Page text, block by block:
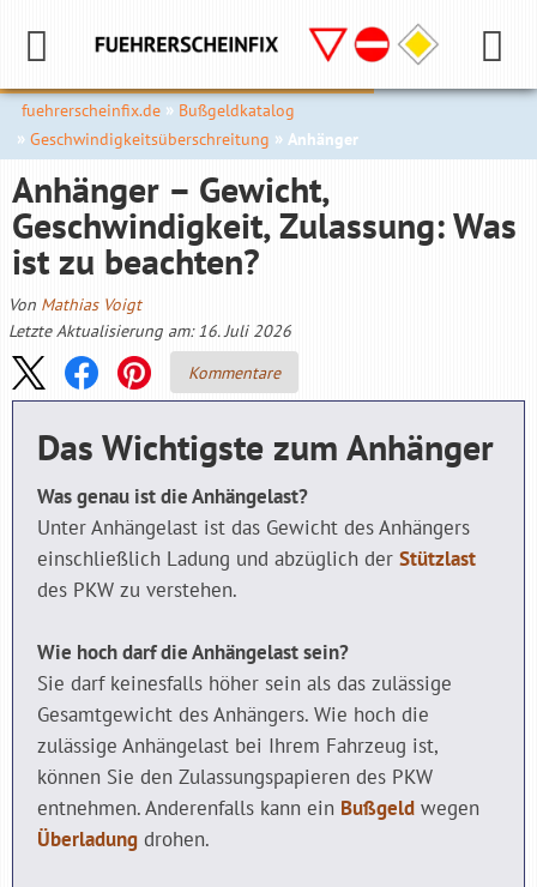
fuehrerscheinfix.de
Bußgeldkatalog
Geschwindigkeitsüberschreitung
Anhänger
Anhänger – Gewicht,
Geschwindigkeit, Zulassung: Was
ist zu beachten?
Von Mathias Voigt
Letzte Aktualisierung am: 16. Juli 2026
Kommentare
Das Wichtigste zum Anhänger
Was genau ist die Anhängelast?
Unter Anhängelast ist das Gewicht des Anhängers
einschließlich Ladung und abzüglich der Stützlast
des PKW zu verstehen.
Wie hoch darf die Anhängelast sein?
Sie darf keinesfalls höher sein als das zulässige
Gesamtgewicht des Anhängers. Wie hoch die
zulässige Anhängelast bei Ihrem Fahrzeug ist,
können Sie den Zulassungspapieren des PKW
entnehmen. Anderenfalls kann ein Bußgeld wegen
Überladung drohen.